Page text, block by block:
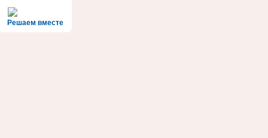
Решаем вместе